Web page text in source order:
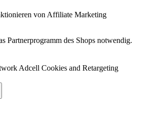
von Affiliate Marketing
Partnerprogramm des Shops notwendig.
Adcell Cookies and Retargeting